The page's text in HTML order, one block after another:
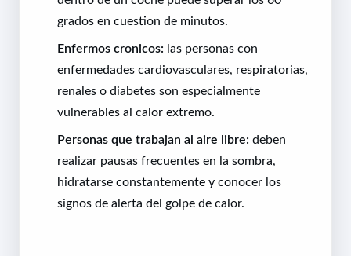
grados en cuestion de minutos.
Enfermos cronicos: las personas con
enfermedades cardiovasculares, respiratorias,
renales o diabetes son especialmente
vulnerables al calor extremo.
Personas que trabajan al aire libre: deben
realizar pausas frecuentes en la sombra,
hidratarse constantemente y conocer los
signos de alerta del golpe de calor.